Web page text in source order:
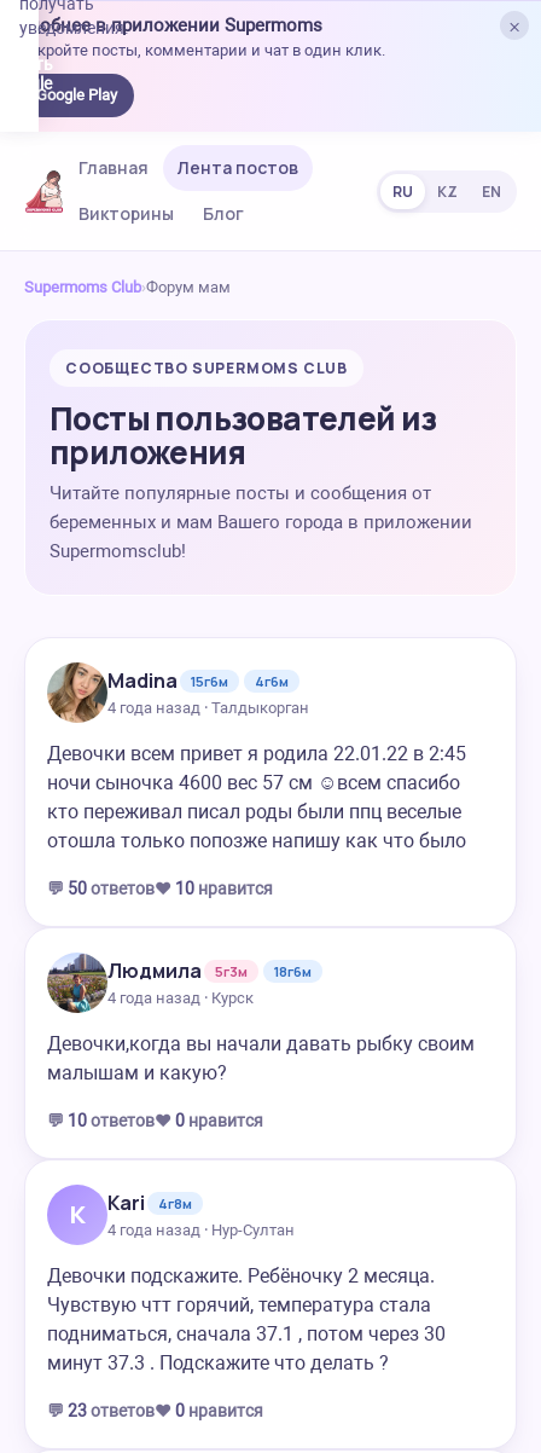
×
Удобнее в приложении Supermoms
Откройте посты, комментарии и чат в один клик.
Google Play
уведомления.
Главная
Лента постов
Викторины
Блог
RU KZ EN
Supermoms Club›Форум мам
СООБЩЕСТВО SUPERMOMS CLUB
Посты пользователей из
приложения
Читайте популярные посты и сообщения от
беременных и мам Вашего города в приложении
Supermomsclub!
Madina 15г6м
4г6м
4 года назад · Талдыкорган
Девочки всем привет я родила 22.01.22 в 2:45
ночи сыночка 4600 вес 57 см ☺️всем спасибо
кто переживал писал роды были ппц веселые
отошла только попозже напишу как что было
💬 50ответов❤️ 10 нравится
Людмила 5г3м
18г6м
4 года назад · Курск
Девочки,когда вы начали давать рыбку своим
малышам и какую?
💬 10ответов❤️ 0 нравится
K Kari
4г8м
4 года назад · Нур-Султан
Девочки подскажите. Ребёночку 2 месяца.
Чувствую чтт горячий, температура стала
подниматься, сначала 37.1 , потом через 30
минут 37.3 . Подскажите что делать ?
💬 23ответов❤️ 0 нравится